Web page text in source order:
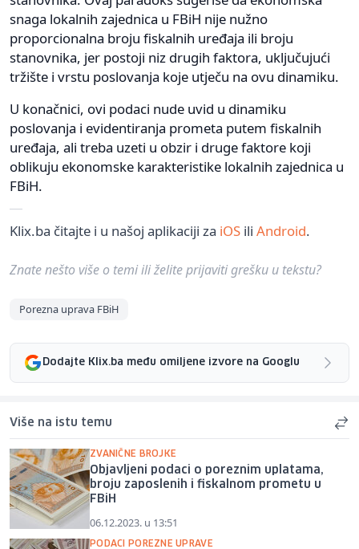
snaga lokalnih zajednica u FBiH nije nužno
proporcionalna broju fiskalnih uređaja ili broju
stanovnika, jer postoji niz drugih faktora, uključujući
tržište i vrstu poslovanja koje utječu na ovu dinamiku.
U konačnici, ovi podaci nude uvid u dinamiku
poslovanja i evidentiranja prometa putem fiskalnih
uređaja, ali treba uzeti u obzir i druge faktore koji
oblikuju ekonomske karakteristike lokalnih zajednica u
FBiH.
Klix.ba čitajte i u našoj aplikaciji za iOS ili Android.
Znate nešto više o temi ili želite prijaviti grešku u tekstu?
Porezna uprava FBiH
Dodajte Klix.ba među omiljene izvore na Googlu
Više na istu temu
ZVANIČNE BROJKE
Objavljeni podaci o poreznim uplatama,
broju zaposlenih i fiskalnom prometu u
FBiH
06.12.2023. u 13:51
PODACI POREZNE UPRAVE